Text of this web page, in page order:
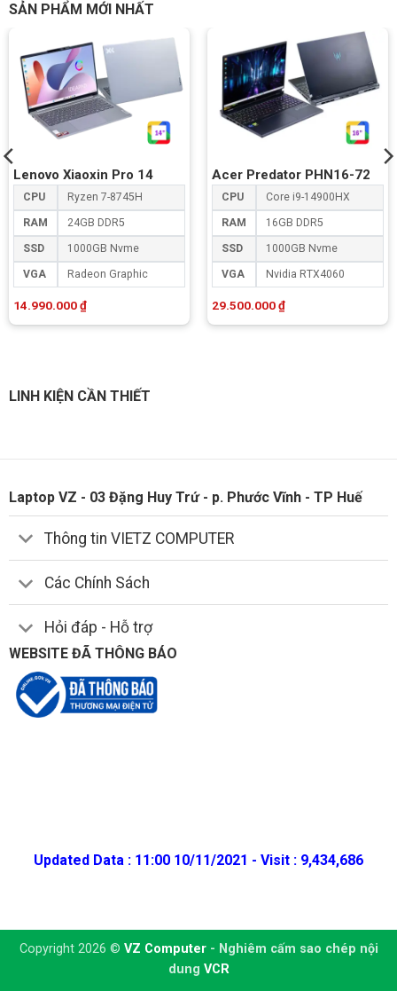
SẢN PHẨM MỚI NHẤT
Lenovo Xiaoxin Pro 14
CPU Ryzen 7-8745H
RAM 24GB DDR5
SSD 1000GB Nvme
VGA Radeon Graphic
14.990.000₫
Acer Predator PHN16-72
CPU Core i9-14900HX
RAM 16GB DDR5
SSD 1000GB Nvme
VGA Nvidia RTX4060
29.500.000₫
LINH KIỆN CẦN THIẾT
Laptop VZ - 03 Đặng Huy Trứ - p. Phước Vĩnh - TP Huế
Thông tin VIETZ COMPUTER
Các Chính Sách
Hỏi đáp - Hỗ trợ
WEBSITE ĐÃ THÔNG BÁO
Updated Data : 11:00 10/11/2021 - Visit : 9,434,686
Copyright 2026 © VZ Computer- Nghiêm cấm sao chép nội
dung VCR